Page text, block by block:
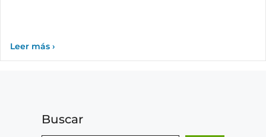
Buscar